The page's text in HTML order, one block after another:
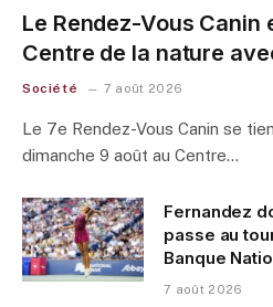
Le Rendez-Vous Canin
Centre de la nature
Société 7 août 2026
Le 7e Rendez-Vous Canin se
dimanche 9 août au Centre…
Fernandez
passe au
Banque
7 août 2026